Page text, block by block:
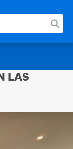
LAS